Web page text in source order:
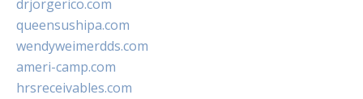
drjorgerico.com
queensushipa.com
wendyweimerdds.com
ameri-camp.com
hrsreceivables.com